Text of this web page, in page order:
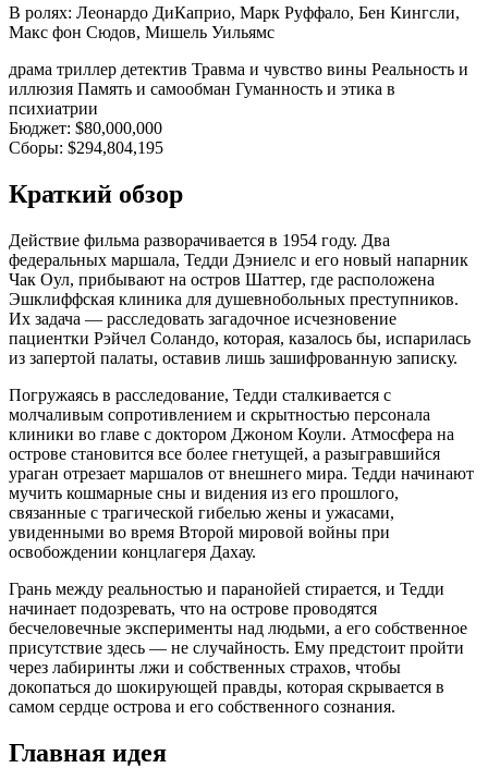
В ролях: Леонардо ДиКаприо, Марк Руффало, Бен Кингсли,
Макс фон Сюдов, Мишель Уильямс
драма триллер детектив Травма и чувство вины Реальность и
иллюзия Память и самообман Гуманность и этика в
психиатрии
Бюджет: $80,000,000
Сборы: $294,804,195
Краткий обзор
Действие фильма разворачивается в 1954 году. Два
федеральных маршала, Тедди Дэниелс и его новый напарник
Чак Оул, прибывают на остров Шаттер, где расположена
Эшклиффская клиника для душевнобольных преступников.
Их задача — расследовать загадочное исчезновение
пациентки Рэйчел Соландо, которая, казалось бы, испарилась
из запертой палаты, оставив лишь зашифрованную записку.
Погружаясь в расследование, Тедди сталкивается с
молчаливым сопротивлением и скрытностью персонала
клиники во главе с доктором Джоном Коули. Атмосфера на
острове становится все более гнетущей, а разыгравшийся
ураган отрезает маршалов от внешнего мира. Тедди начинают
мучить кошмарные сны и видения из его прошлого,
связанные с трагической гибелью жены и ужасами,
увиденными во время Второй мировой войны при
освобождении концлагеря Дахау.
Грань между реальностью и паранойей стирается, и Тедди
начинает подозревать, что на острове проводятся
бесчеловечные эксперименты над людьми, а его собственное
присутствие здесь — не случайность. Ему предстоит пройти
через лабиринты лжи и собственных страхов, чтобы
докопаться до шокирующей правды, которая скрывается в
самом сердце острова и его собственного сознания.
Главная идея